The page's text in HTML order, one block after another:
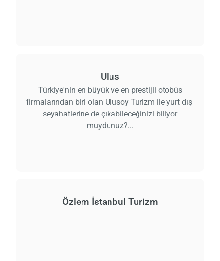
Ulus
Türkiye'nin en büyük ve en prestijli otobüs
firmalarından biri olan Ulusoy Turizm ile yurt dışı
seyahatlerine de çıkabileceğinizi biliyor
muydunuz?...
Özlem İstanbul Turizm